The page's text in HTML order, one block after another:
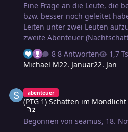
Eine Frage an die Leute, die
bzw. besser noch geleitet
Leiten unter zwei Leuten
zweite Abenteuer
verstehen, wenn man das
gespielt hat? Und erfährt
einem den Spielspaß am
werden?
8 Antworten
Michael M22. Januar22. Jan
abenteuer
(PTG 1) Schatten im Mondlicht
2
Begonnen vonseamus, 18.